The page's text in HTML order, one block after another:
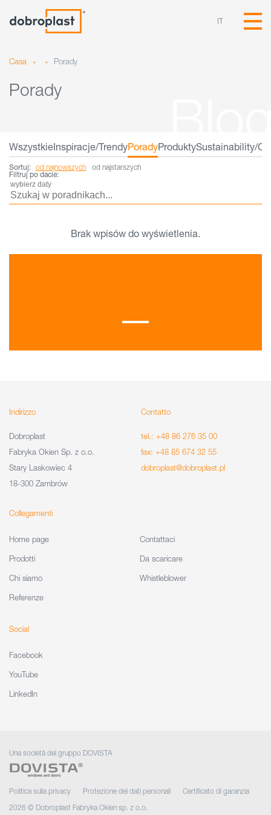
IT
Casa » » Porady
Porady
WszystkieInspiracje/TrendyPoradyProduktySustainability/
Sortuj: od najnowszych
od najstarszych
Filtruj po dacie:
Brak wpisów do wyświetlenia.
Indirizzo
Dobroplast
Fabryka Okien Sp. z o.o.
Stary Laskowiec 4
18-300 Zambrów
Contatto
tel.: +48 86 276 35 00
fax: +48 85 674 32 55
dobroplast@dobroplast.pl
Collegamenti
Home page
Prodotti
Chi siamo
Referenze
Contattaci
Da scaricare
Whistleblower
Social
Facebook
YouTube
LinkedIn
Una società del gruppo DOVISTA
Politica sulla privacy Protezione dei dati personali
Certificato di garanzia
2026 © Dobroplast Fabryka Okien sp. z o.o.